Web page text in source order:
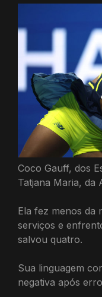
Coco Gauff, dos
Tatjana Maria, da
Ela fez menos da
serviços e
salvou quatro.
Sua linguagem
negativa após